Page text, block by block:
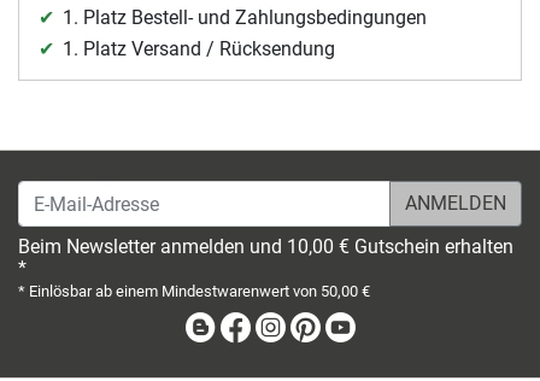
1. Platz Bestell- und Zahlungsbedingungen
1. Platz Versand / Rücksendung
E-Mail-Adresse
Beim Newsletter anmelden und 10,00 € Gutschein erhalten
*
* Einlösbar ab einem Mindestwarenwert von 50,00 €
BlogFacebook
Instagram
Pinterest